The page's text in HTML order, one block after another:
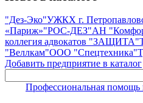
"Дез-Эко"УЖКХ г.
«Париж»"РОС-ДЕЗ"АН
коллегия адвокатов "ЗАЩИТА"
"Веллкам"ООО "Спецтехника"
Добавить предприятие в каталог
Профессиональная помощь